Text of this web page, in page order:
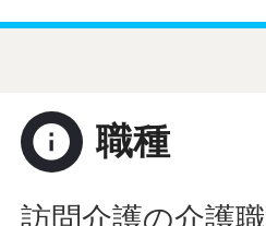
info 職種
訪問介護の介護職